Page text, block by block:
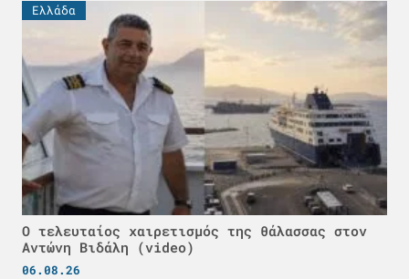
Ελλάδα
Ο τελευταίος χαιρετισμός της θάλασσας στον
Αντώνη Βιδάλη (video)
06.08.26